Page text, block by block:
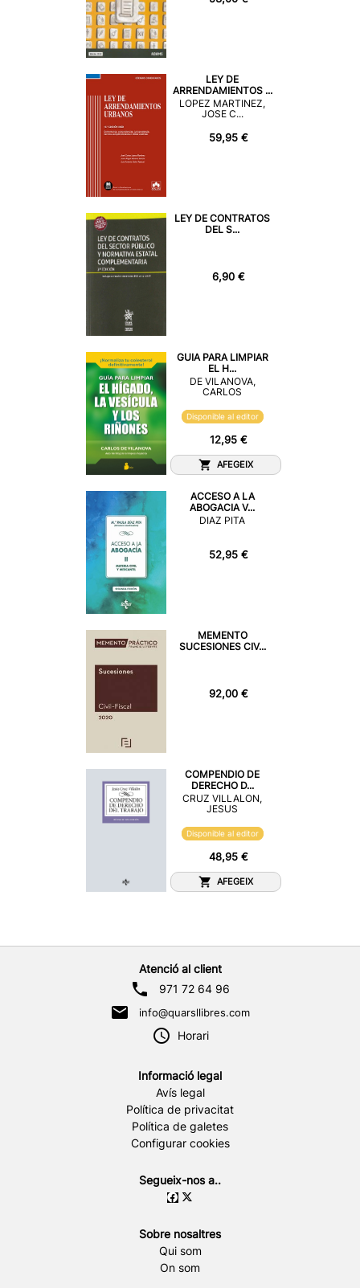
LEY DE
ARRENDAMIENTOS ...
LOPEZ MARTINEZ,
JOSE C...
59,95 €
LEY DE CONTRATOS
DEL S...
6,90 €
GUIA PARA LIMPIAR
EL H...
DE VILANOVA,
CARLOS
Disponible al editor
12,95 €
AFEGEIX
ACCESO A LA
ABOGACIA V...
DIAZ PITA
52,95 €
MEMENTO
SUCESIONES CIV...
92,00 €
COMPENDIO DE
DERECHO D...
CRUZ VILLALON,
JESUS
Disponible al editor
48,95 €
AFEGEIX
Atenció al client
971 72 64 96
info@quarsllibres.com
Horari
Informació legal
Avís legal
Política de privacitat
Política de galetes
Configurar cookies
Segueix-nos a..
Sobre nosaltres
Qui som
On som